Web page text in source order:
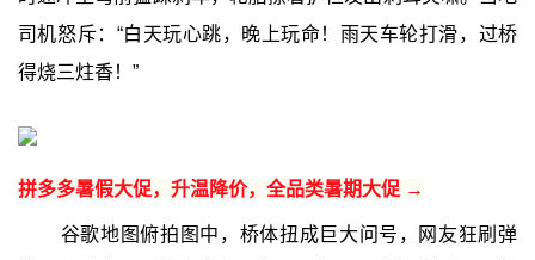
司机怒斥：“白天玩心跳，晚上玩命！雨天车轮打滑，过桥
得烧三炷香！”
拼多多暑假大促，升温降价，全品类暑期大促 →
谷歌地图俯拍图中，桥体扭成巨大问号，网友狂刷弹